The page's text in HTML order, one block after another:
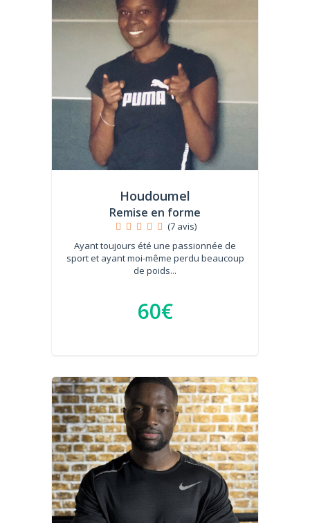
Houdoumel
Remise en forme
(7 avis)
Ayant toujours été une passionnée de
sport et ayant moi-même perdu beaucoup
de poids...
60€